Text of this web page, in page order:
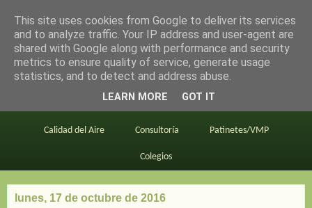
en bici por madrid
Este blog BiciMAD Primeros consejos
Calidad del Aire Consultoría Patinetes/VMP
Colegios
lunes, 17 de octubre de 2016
This site uses cookies from Google to deliver its services
and to analyze traffic. Your IP address and user-agent are
shared with Google along with performance and security
metrics to ensure quality of service, generate usage
statistics, and to detect and address abuse.
LEARN MORE GOT IT